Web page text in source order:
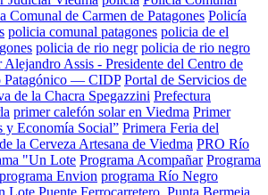
Comunal de Carmen de Patagones Policía
policia comunal patagones policia de el
policia de rio negr policia de rio negro
Alejandro Assis - Presidente del Centro de
Patagónico — CIDP Portal de Servicios de
de la Chacra Spegazzini Prefectura
primer calefón solar en Viedma Primer
y Economía Social” Primera Feria del
la Cerveza Artesana de Viedma PRO Río
"Un Lote Programa Acompañar Programa
programa Envion programa Río Negro
Lote Puente Ferrocarretero. Punta Bermeja